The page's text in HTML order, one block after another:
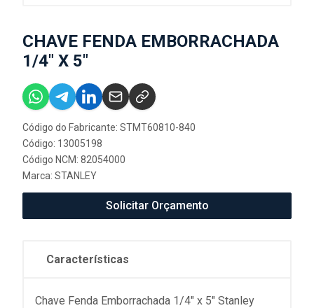
CHAVE FENDA EMBORRACHADA
1/4" X 5"
Código do Fabricante: STMT60810-840
Código: 13005198
Código NCM: 82054000
Marca: STANLEY
Solicitar Orçamento
Características
Chave Fenda Emborrachada 1/4" x 5" Stanley